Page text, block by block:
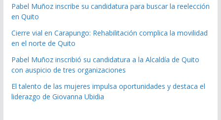
Pabel Muñoz inscribe su candidatura para buscar la reelección
en Quito
Cierre vial en Carapungo: Rehabilitación complica la movilidad
en el norte de Quito
Pabel Muñoz inscribió su candidatura a la Alcaldía de Quito
con auspicio de tres organizaciones
El talento de las mujeres impulsa oportunidades y destaca el
liderazgo de Giovanna Ubidia